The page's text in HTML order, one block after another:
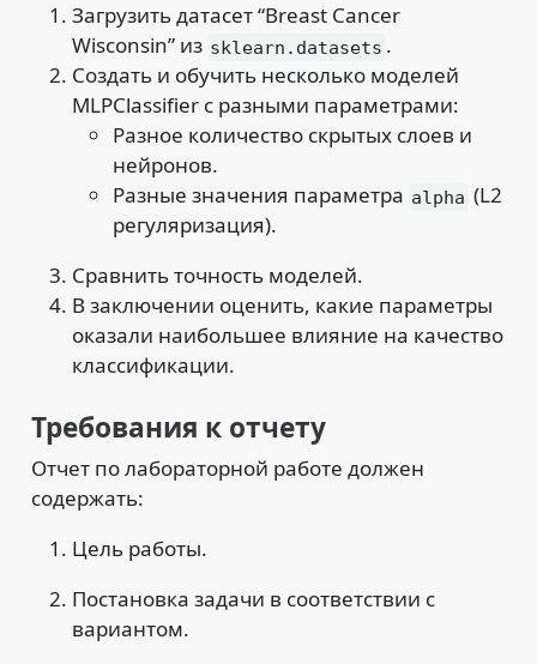
Загрузить датасет “Breast Cancer
Wisconsin” из sklearn.datasets .
Создать и обучить несколько моделей
MLPClassifier с разными параметрами:
Разное количество скрытых слоев и
нейронов.
Разные значения параметра alpha (L2
регуляризация).
Сравнить точность моделей.
В заключении оценить, какие параметры
оказали наибольшее влияние на качество
классификации.
Требования к отчету
Отчет по лабораторной работе должен
содержать:
Цель работы.
Постановка задачи в соответствии с
вариантом.